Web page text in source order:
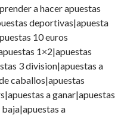
a hacer apuestas
deportivas|apuesta
10 euros
1×2|apuestas
3 division|apuestas a
caballos|apuestas
a ganar|apuestas
a